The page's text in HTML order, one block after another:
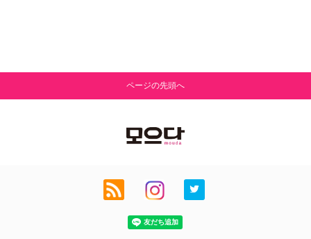
ページの先頭へ